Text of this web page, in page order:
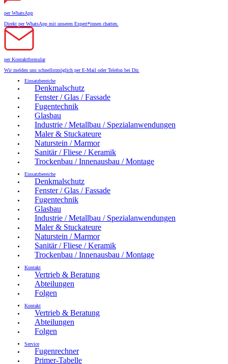
per WhatsApp
Direkt per WhatsApp mit unseren Expert*innen chatten.
per Kontaktformular
Wir melden uns schnellstmöglich per E-Mail oder Telefon bei Dir.
Einsatzbereiche
Denkmalschutz
Fenster / Glas / Fassade
Fugentechnik
Glasbau
Industrie / Metallbau / Spezialanwendungen
Maler & Stuckateure
Naturstein / Marmor
Sanitär / Fliese / Keramik
Trockenbau / Innenausbau / Montage
Einsatzbereiche
Denkmalschutz
Fenster / Glas / Fassade
Fugentechnik
Glasbau
Industrie / Metallbau / Spezialanwendungen
Maler & Stuckateure
Naturstein / Marmor
Sanitär / Fliese / Keramik
Trockenbau / Innenausbau / Montage
Kontakt
Vertrieb & Beratung
Abteilungen
Folgen
Kontakt
Vertrieb & Beratung
Abteilungen
Folgen
Service
Fugenrechner
Primer-Tabelle